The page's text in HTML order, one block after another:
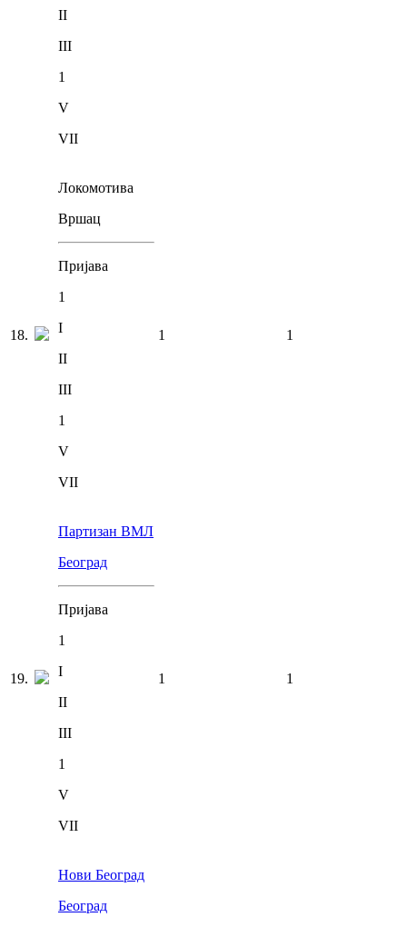
II
III
1
V
VII
18.
Локомотива
Вршац
Пријава
1
I
II
III
1
V
VII
1 1
19.
Партизан ВМЛ
Београд
Пријава
1
I
II
III
1
V
VII
1 1
Нови Београд
Београд